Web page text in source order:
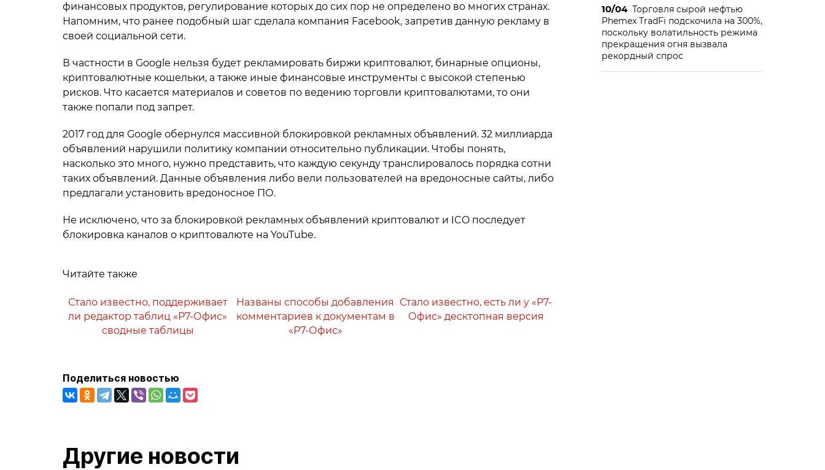
финансовых продуктов, регулирование которых до сих пор не определено во многих странах.
Напомним, что ранее подобный шаг сделала компания Facebook, запретив данную рекламу в
своей социальной сети.
В частности в Google нельзя будет рекламировать биржи криптовалют, бинарные опционы,
криптовалютные кошельки, а также иные финансовые инструменты с высокой степенью
рисков. Что касается материалов и советов по ведению торговли криптовалютами, то они
также попали под запрет.
2017 год для Google обернулся массивной блокировкой рекламных объявлений. 32 миллиарда
объявлений нарушили политику компании относительно публикации. Чтобы понять,
насколько это много, нужно представить, что каждую секунду транслировалось порядка сотни
таких объявлений. Данные объявления либо вели пользователей на вредоносные сайты, либо
предлагали установить вредоносное ПО.
Не исключено, что за блокировкой рекламных объявлений криптовалют и ICO последует
блокировка каналов о криптовалюте на YouTube.
Читайте также
Стало известно, поддерживает
ли редактор таблиц «Р7-Офис»
сводные таблицы
Названы способы добавления
комментариев к документам в
«Р7-Офис»
Стало известно, есть ли у «Р7-
Офис» десктопная версия
Поделиться новостью
10/04 Торговля сырой нефтью
Phemex TradFi подскочила на 300%,
поскольку волатильность режима
прекращения огня вызвала
рекордный спрос
Другие новости